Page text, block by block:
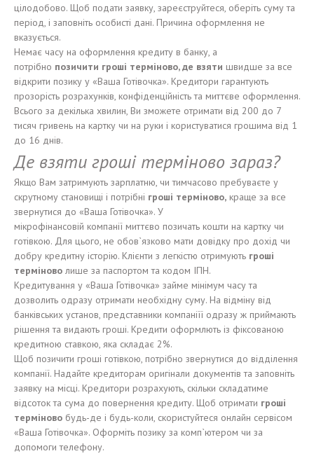
цілодобово. Щоб подати заявку, зареєструйтеся, оберіть суму та
період, і заповніть особисті дані. Причина оформлення не
вказується.
Немає часу на оформлення кредиту в банку, а
потрібно позичити гроші терміново, де взяти швидше за все
відкрити позику у «Ваша Готівочка». Кредитори гарантують
прозорість розрахунків, конфіденційність та миттєве оформлення.
Всього за декілька хвилин, Ви зможете отримати від 200 до 7
тисяч гривень на картку чи на руки і користуватися грошима від 1
до 16 днів.
Де взяти гроші терміново зараз?
Якщо Вам затримують зарплатню, чи тимчасово пребуваєте у
скрутному становищі і потрібні гроші терміново, краще за все
звернутися до «Ваша Готівочка». У
мікрофінансовій компанії миттєво позичать кошти на картку чи
готівкою. Для цього, не обов`язково мати довідку про дохід чи
добру кредитну історію. Клієнти з легкістю отримують гроші
терміново лише за паспортом та кодом ІПН.
Кредитування у «Ваша Готівочка» займе мінімум часу та
дозволить одразу отримати необхідну суму. На відміну від
банківських установ, представники компаніїї одразу ж приймають
рішення та видають гроші. Кредити оформлють із фіксованою
кредитною ставкою, яка складає 2%.
Щоб позичити гроші готівкою, потрібно звернутися до відділення
компанії. Надайте кредиторам оригінали документів та заповніть
заявку на місці. Кредитори розрахують, скільки складатиме
відсоток та сума до повернення кредиту. Щоб отримати гроші
терміново будь-де і будь-коли, скористуйтеся онлайн сервісом
«Ваша Готівочка». Оформіть позику за комп`ютером чи за
допомоги телефону.